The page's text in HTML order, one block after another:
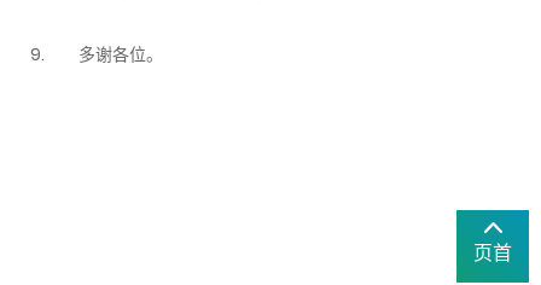
9. 多谢各位。
页首